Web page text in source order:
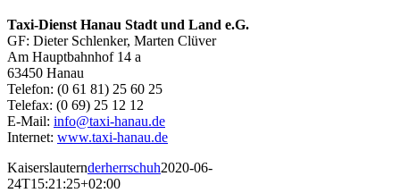
Taxi-Dienst Hanau Stadt und Land e.G.
GF: Dieter Schlenker, Marten Clüver
Am Hauptbahnhof 14 a
63450 Hanau
Telefon: (0 61 81) 25 60 25
Telefax: (0 69) 25 12 12
E-Mail: info@taxi-hanau.de
Internet: www.taxi-hanau.de
Kaiserslauternderherrschuh2020-06-
24T15:21:25+02:00